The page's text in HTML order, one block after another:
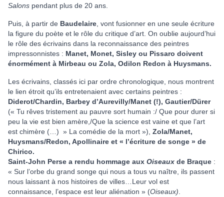
Salons pendant plus de 20 ans.
Puis, à partir de Baudelaire , vont fusionner en une seule écriture
la figure du poète et le rôle du critique d’art. On oublie aujourd’hui
le rôle des écrivains dans la reconnaissance des peintres
impressonnistes : Manet, Monet, Sisley ou Pissaro doivent
énormément à Mirbeau ou Zola, Odilon Redon à Huysmans.
Les écrivains, classés ici par ordre chronologique, nous montrent
le lien étroit qu’ils entretenaient avec certains peintres :
Diderot/Chardin, Barbey d’Aurevilly/Manet (!), Gautier/Dürer
(« Tu rêves tristement au pauvre sort humain :/ Que pour durer si
peu la vie est bien amère,/Que la science est vaine et que l’art
est chimère (…) » La comédie de la mort »), Zola/Manet,
Huysmans/Redon, Apollinaire et « l’écriture de songe » de
Chirico.
Saint-John Perse a rendu hommage aux Oiseaux de Braque :
« Sur l’orbe du grand songe qui nous a tous vu naître, ils passent
nous laissant à nos histoires de villes…Leur vol est
connaissance, l’espace est leur aliénation » (Oiseaux)